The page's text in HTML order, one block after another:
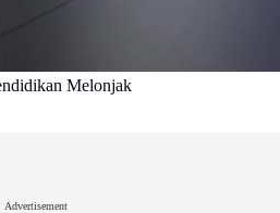
Melonjak
Advertisement